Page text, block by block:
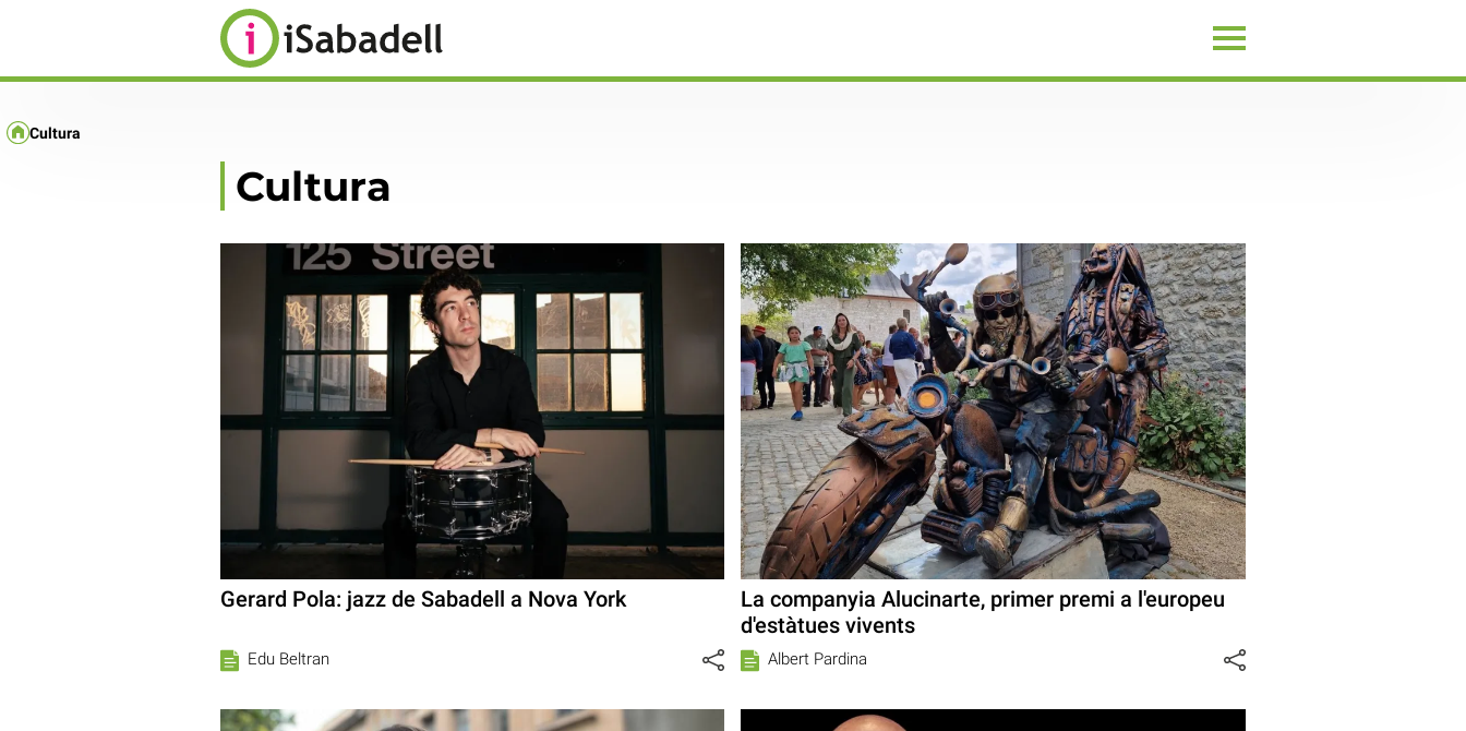
Cultura
Cultura
Gerard Pola: jazz de Sabadell a Nova York
Edu Beltran
La companyia Alucinarte, primer premi a l'europeu
d'estàtues vivents
Albert Pardina